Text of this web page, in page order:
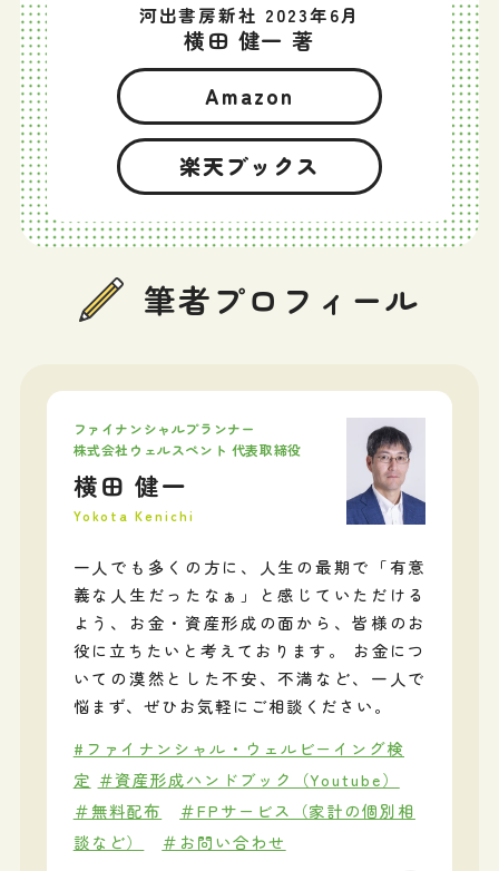
河出書房新社 2023年6月
横田 健一 著
Amazon
楽天ブックス
筆者プロフィール
ファイナンシャルプランナー
株式会社ウェルスペント 代表取締役
横田 健一
Yokota Kenichi
一人でも多くの方に、人生の最期で「有意
義な人生だったなぁ」と感じていただける
よう、お金・資産形成の面から、皆様のお
役に立ちたいと考えております。 お金につ
いての漠然とした不安、不満など、一人で
悩まず、ぜひお気軽にご相談ください。
#ファイナンシャル・ウェルビーイング検
定 ＃資産形成ハンドブック（Youtube）
＃無料配布
＃FPサービス（家計の個別相
談など）
＃お問い合わせ